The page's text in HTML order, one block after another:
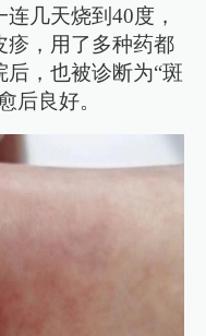
几天烧到40度，
疹，用了多种药都
，也被诊断为“斑
后良好。